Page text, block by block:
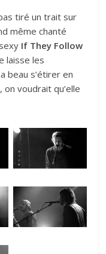
tiré un trait sur
même chanté
If They Follow
laisse les
beau s’étirer en
on voudrait qu’elle